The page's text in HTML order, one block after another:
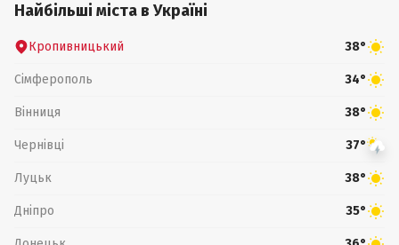
Найбільші міста в Україні
Кропивницький 38°
Сімферополь 34°
Вінниця 38°
Чернівці 37°
Луцьк 38°
Дніпро 35°